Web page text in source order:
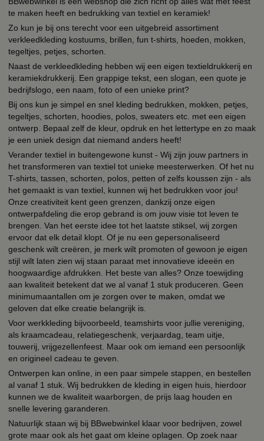
te maken heeft en bedrukking van textiel en keramiek!
Zo kun je bij ons terecht voor een uitgebreid assortiment
verkleedkleding kostuums, brillen, fun t-shirts, hoeden, mokken,
tegeltjes, petjes, schorten.
Naast de verkleedkleding hebben wij een eigen textieldrukkerij en
keramiekdrukkerij. Een grappige tekst, een slogan, een quote je
bedrijfslogo, een naam, foto of een unieke print?
Bij ons kun je simpel en snel kleding bedrukken, mokken, petjes,
tegeltjes, schorten, hoodies, polos, sweaters etc. met een eigen
ontwerp. Bepaal zelf de kleur, opdruk en het lettertype en zo maak
je een uniek design dat niemand anders heeft!
Verander textiel in buitengewone kunst - Wij zijn jouw partners in
het transformeren van textiel tot unieke meesterwerken. Of het nu
T-shirts, tassen, schorten, polos, petten of zelfs koussen zijn - als
het gemaakt is van textiel, kunnen wij het bedrukken voor jou!
Onze creativiteit kent geen grenzen, dankzij onze eigen
ontwerpafdeling die erop gebrand is om jouw visie tot leven te
brengen. Van het eerste idee tot het laatste stiksel, wij zorgen
ervoor dat elk detail klopt. Of je nu een gepersonaliseerd
geschenk wilt creëren, je merk wilt promoten of gewoon je eigen
stijl wilt laten zien wij staan paraat met innovatieve ideeën en
hoogwaardige afdrukken. Het beste van alles? Onze toewijding
aan kwaliteit betekent dat we al vanaf 1 stuk produceren. Geen
minimumaantallen om je zorgen over te maken, omdat we
geloven dat elke creatie belangrijk is.
Voor werkkleding bijvoorbeeld, teamshirts voor jullie vereniging,
als kraamcadeau, relatiegeschenk, verjaardag, team uitje,
touwerij, vrijgezellenfeest. Maar ook om iemand een persoonlijk
en origineel cadeau te geven.
Ontwerpen kan online, in een paar simpele stappen, en bestellen
al vanaf 1 stuk. Wij bedrukken de kleding in eigen huis, hierdoor
kunnen we de kwaliteit waarborgen, de prijs laag houden en
snelle levering garanderen.
Natuurlijk staan wij bij BBwebwinkel klaar voor bedrijven, zowel
grote maar ook als het gaat om kleine oplagen. Op zoek naar